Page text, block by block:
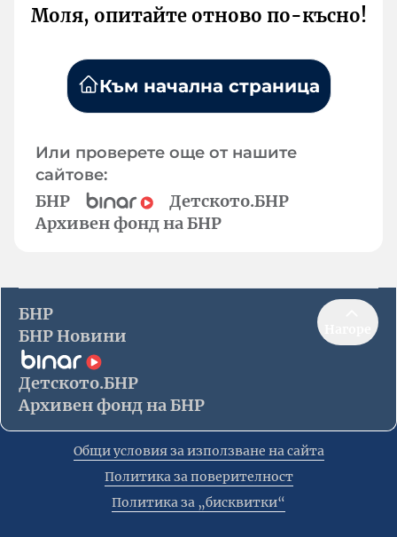
Моля, опитайте отново по-късно!
Към начална страница
Или проверете още от нашите
сайтове:
БНР
Детското.БНР
Архивен фонд на БНР
БНР
БНР Новини
Детското.БНР
Архивен фонд на БНР
Общи условия за използване на сайта
Политика за поверителност
Политика за „бисквитки“